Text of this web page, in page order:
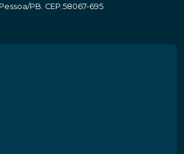
Pessoa/PB. CEP:58067-695